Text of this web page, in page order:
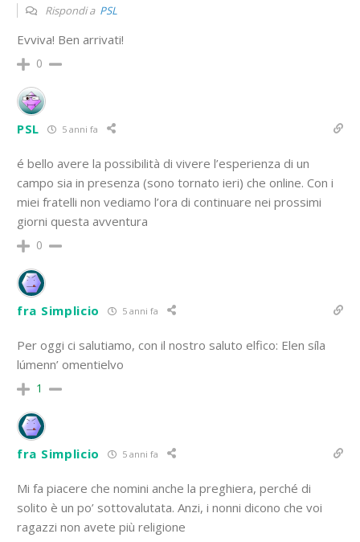
Rispondi a PSL
Evviva! Ben arrivati!
0
PSL 5 anni fa
é bello avere la possibilità di vivere l’esperienza di un
campo sia in presenza (sono tornato ieri) che online. Con i
miei fratelli non vediamo l’ora di continuare nei prossimi
giorni questa avventura
0
fra Simplicio 5 anni fa
Per oggi ci salutiamo, con il nostro saluto elfico: Elen síla
lúmenn’ omentielvo
1
fra Simplicio 5 anni fa
Mi fa piacere che nomini anche la preghiera, perché di
solito è un po’ sottovalutata. Anzi, i nonni dicono che voi
ragazzi non avete più religione